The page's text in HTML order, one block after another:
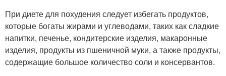
При диете для похудения следует избегать продуктов,
которые богаты жирами и углеводами, таких как сладкие
напитки, печенье, кондитерские изделия, макаронные
изделия, продукты из пшеничной муки, а также продукты,
содержащие большое количество соли и консервантов.